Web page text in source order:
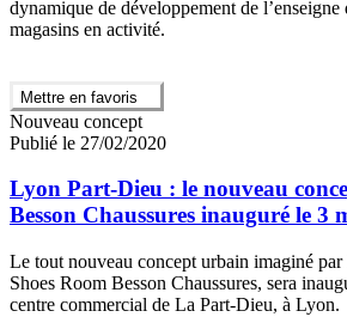
dynamique de développement de l’enseigne
magasins en activité.
Mettre en favoris
Nouveau concept
Publié le 27/02/2020
Lyon Part-Dieu : le nouveau
Besson Chaussures inauguré le 3
Le tout nouveau concept urbain imaginé par
Shoes Room Besson Chaussures, sera
centre commercial de La Part-Dieu, à Lyon.